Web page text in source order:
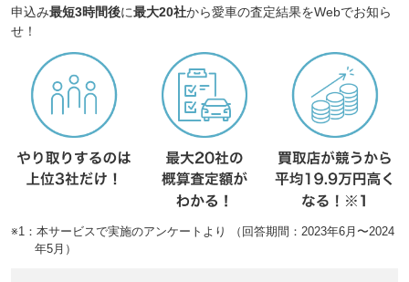
申込み最短3時間後に最大20社から愛車の査定結果をWebでお知ら
せ！
※1：本サービスで実施のアンケートより （回答期間：2023年6月〜2024
年5月）